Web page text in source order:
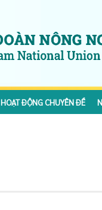
HOẠT ĐỘNG CHUYÊN ĐỀ